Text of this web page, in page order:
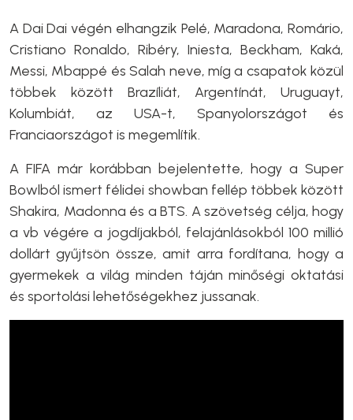
A Dai Dai végén elhangzik Pelé, Maradona, Romário,
Cristiano Ronaldo, Ribéry, Iniesta, Beckham, Kaká,
Messi, Mbappé és Salah neve, míg a csapatok közül
többek között Brazíliát, Argentínát, Uruguayt,
Kolumbiát, az USA-t, Spanyolországot és
Franciaországot is megemlítik.
A FIFA már korábban bejelentette, hogy a Super
Bowlból ismert félidei showban fellép többek között
Shakira, Madonna és a BTS. A szövetség célja, hogy
a vb végére a jogdíjakból, felajánlásokból 100 millió
dollárt gyűjtsön össze, amit arra fordítana, hogy a
gyermekek a világ minden táján minőségi oktatási
és sportolási lehetőségekhez jussanak.